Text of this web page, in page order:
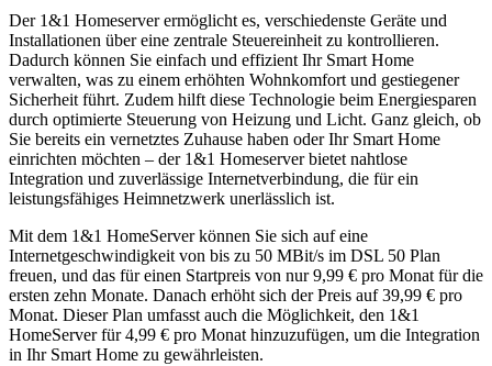
Der 1&1 Homeserver ermöglicht es, verschiedenste Geräte und
Installationen über eine zentrale Steuereinheit zu kontrollieren.
Dadurch können Sie einfach und effizient Ihr Smart Home
verwalten, was zu einem erhöhten Wohnkomfort und gestiegener
Sicherheit führt. Zudem hilft diese Technologie beim Energiesparen
durch optimierte Steuerung von Heizung und Licht. Ganz gleich, ob
Sie bereits ein vernetztes Zuhause haben oder Ihr Smart Home
einrichten möchten – der 1&1 Homeserver bietet nahtlose
Integration und zuverlässige Internetverbindung, die für ein
leistungsfähiges Heimnetzwerk unerlässlich ist.
Mit dem 1&1 HomeServer können Sie sich auf eine
Internetgeschwindigkeit von bis zu 50 MBit/s im DSL 50 Plan
freuen, und das für einen Startpreis von nur 9,99 € pro Monat für die
ersten zehn Monate. Danach erhöht sich der Preis auf 39,99 € pro
Monat. Dieser Plan umfasst auch die Möglichkeit, den 1&1
HomeServer für 4,99 € pro Monat hinzuzufügen, um die Integration
in Ihr Smart Home zu gewährleisten.